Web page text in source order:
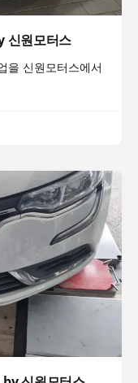
신원모터스
을 신원모터스에서